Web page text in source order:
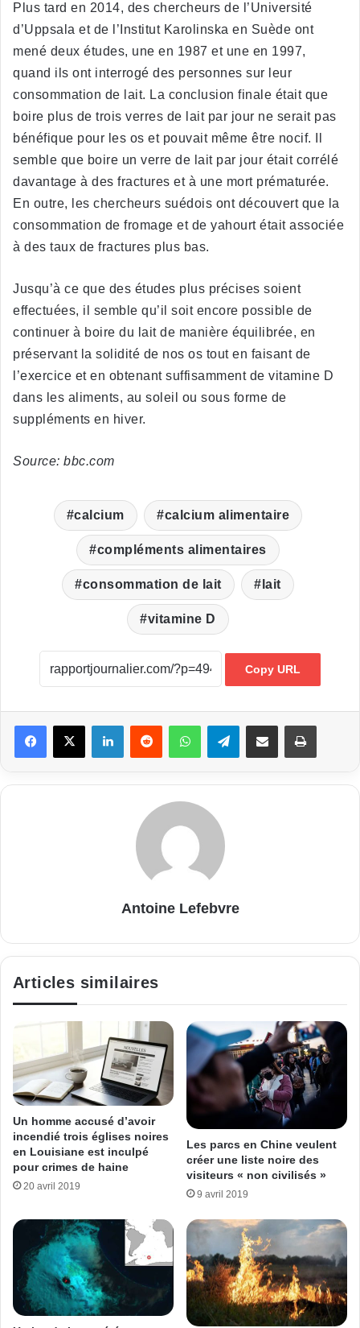
Plus tard en 2014, des chercheurs de l’Université
d’Uppsala et de l’Institut Karolinska en Suède ont
mené deux études, une en 1987 et une en 1997,
quand ils ont interrogé des personnes sur leur
consommation de lait. La conclusion finale était que
boire plus de trois verres de lait par jour ne serait pas
bénéfique pour les os et pouvait même être nocif. Il
semble que boire un verre de lait par jour était corrélé
davantage à des fractures et à une mort prématurée.
En outre, les chercheurs suédois ont découvert que la
consommation de fromage et de yahourt était associée
à des taux de fractures plus bas.
Jusqu’à ce que des études plus précises soient
effectuées, il semble qu’il soit encore possible de
continuer à boire du lait de manière équilibrée, en
préservant la solidité de nos os tout en faisant de
l’exercice et en obtenant suffisamment de vitamine D
dans les aliments, au soleil ou sous forme de
suppléments en hiver.
Source: bbc.com
calcium calcium alimentaire
compléments alimentaires
consommation de lait lait
vitamine D
Copy URL
LinkedinReddit WhatsAppTelegramPartager par email Imprimer
Antoine Lefebvre
Articles similaires
Un homme accusé d’avoir
incendié trois églises noires
en Louisiane est inculpé
pour crimes de haine
20 avril 2019
Les parcs en Chine veulent
créer une liste noire des
visiteurs « non civilisés »
9 avril 2019